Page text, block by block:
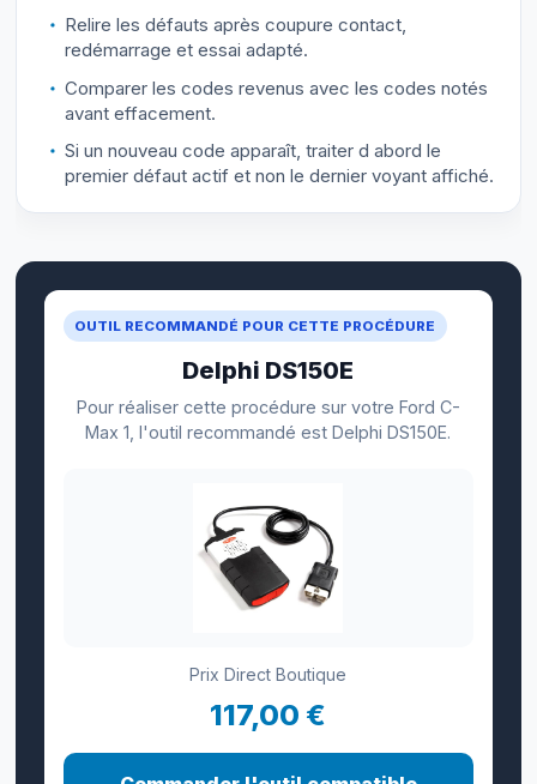
Relire les défauts après coupure contact,
redémarrage et essai adapté.
Comparer les codes revenus avec les codes notés
avant effacement.
Si un nouveau code apparaît, traiter d abord le
premier défaut actif et non le dernier voyant affiché.
OUTIL RECOMMANDÉ POUR CETTE PROCÉDURE
Delphi DS150E
Pour réaliser cette procédure sur votre Ford C-
Max 1, l'outil recommandé est Delphi DS150E.
Prix Direct Boutique
117,00 €